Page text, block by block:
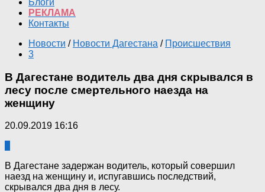
Блоги
РЕКЛАМА
Контакты
Новости / Новости Дагестана / Происшествия
3
В Дагестане водитель два дня скрывался в
лесу после смертельного наезда на
женщину
20.09.2019 16:16
В Дагестане задержан водитель, который совершил
наезд на женщину и, испугавшись последствий,
скрывался два дня в лесу.